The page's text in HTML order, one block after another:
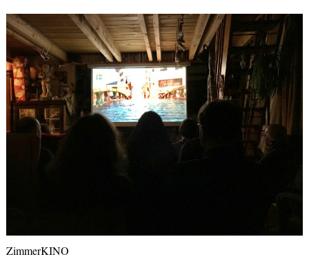
PARTNER*INNEN
ANGEBOTE
ZimmerKINO